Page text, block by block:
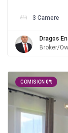
3 Camere
Dragos
Broker/
COMISION 0%